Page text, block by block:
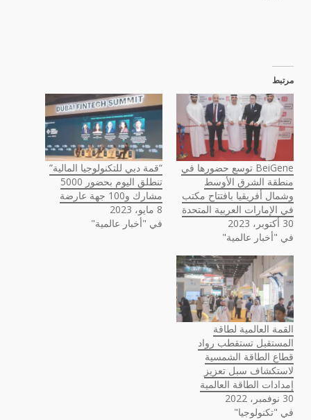
مرتبط
BeiGene توسع حضورها في
منطقة الشرق الأوسط
وشمال أفريقيا بافتتاح مكتب
في الإمارات العربية المتحدة
30 أكتوبر، 2023
في "أخبار عالمية"
“قمة دبي للتكنولوجيا المالية”
تنطلق اليوم بحضور 5000
مشارك و100 جهة عارضة
8 مايو، 2023
في "أخبار عالمية"
القمة العالمية لطاقة
المستقبل تستقطب رواد
قطاع الطاقة الشمسية
لاستكشاف سبل تعزيز
إمدادات الطاقة العالمية
30 نوفمبر، 2022
في "تكنولوجيا"